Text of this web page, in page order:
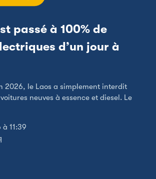
passé à 100% de
d’un jour à
2026, le Laos a simplement interdit
neuves à essence et diesel. Le
11:39